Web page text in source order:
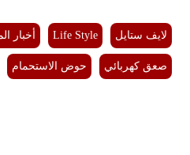
لايف ستايل Life Style أخبار
صعق كهربائي حوض الاستحمام